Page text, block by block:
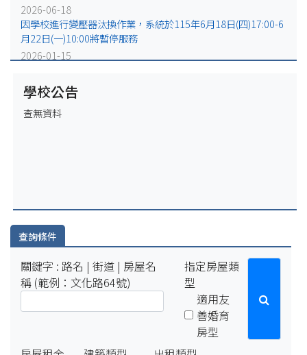
2026-06-18
因學校進行變壓器汰換作業，系統於115年6月18日(四)17:00-6
月22日(一)10:00將暫停服務
2026-01-15
(五)17:00-1月19日(一)10:00將暫停服務
2025-12-31
因配合學校電力設備緊急維修作業，系統於115年1月2日
因配合學校電氣設備檢修作業，系統於114年4月1日(二)17:00-
4月7日(一)8:00將暫停服務。
學校公告
查無資料
查詢條件
關鍵字 : 路名 | 街道 | 房屋名
稱 (範例：文化路64號)
指定房屋類
型
適用友
善婚育
房型